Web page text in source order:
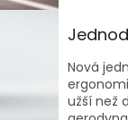
Nová
užší než